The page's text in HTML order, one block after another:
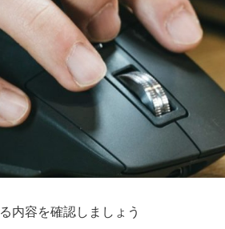
内容を確認しましょう